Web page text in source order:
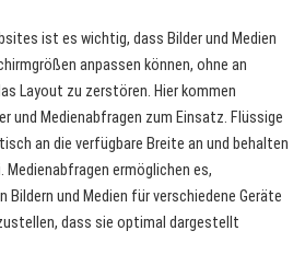
ist es wichtig, dass Bilder und Medien
anpassen können, ohne an
Layout zu zerstören. Hier kommen
und Medienabfragen zum Einsatz. Flüssige
an die verfügbare Breite an und behalten
Medienabfragen ermöglichen es,
Bildern und Medien für verschiedene Geräte
dass sie optimal dargestellt